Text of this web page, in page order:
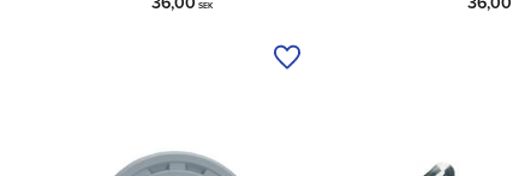
SEK
Tilføj til ønskeliste